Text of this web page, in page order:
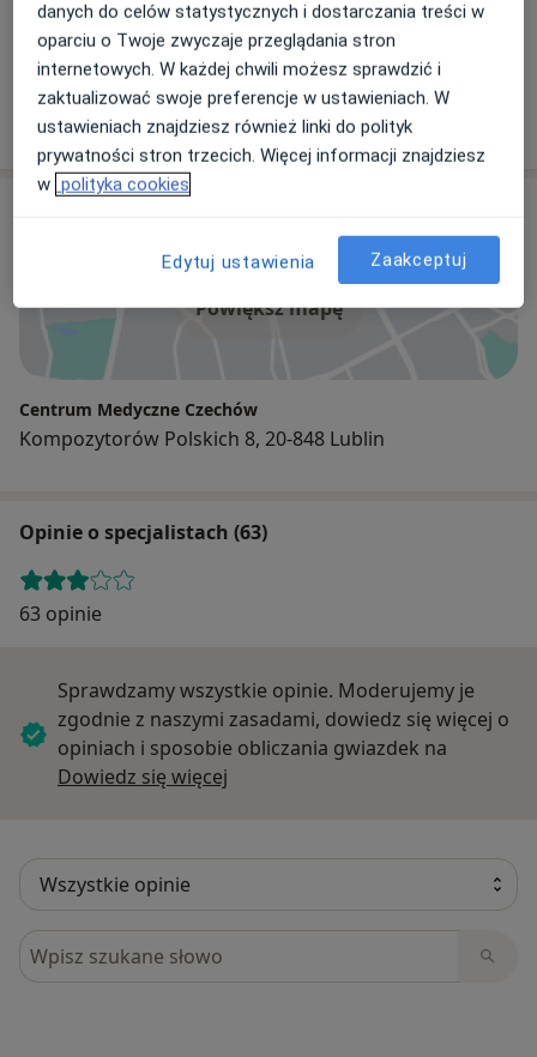
Janusz Hołysz
Chirurg
+ 1 Specjalista
Powiększ mapę
Centrum Medyczne Czechów
Kompozytorów Polskich 8, 20-848 Lublin
Opinie o specjalistach (63)
63 opinie
Sprawdzamy wszystkie opinie. Moderujemy je
zgodnie z naszymi zasadami, dowiedz się więcej o
opiniach i sposobie obliczania gwiazdek na
Dowiedz się więcej
Szukaj w opiniach
danych do celów statystycznych i dostarczania treści w
oparciu o Twoje zwyczaje przeglądania stron
internetowych. W każdej chwili możesz sprawdzić i
zaktualizować swoje preferencje w ustawieniach. W
ustawieniach znajdziesz również linki do polityk
prywatności stron trzecich. Więcej informacji znajdziesz
w polityka cookies
Edytuj ustawienia Zaakceptuj